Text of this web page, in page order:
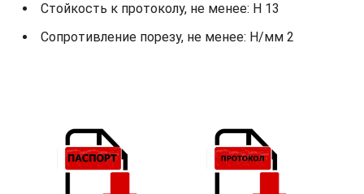
Стойкость к протоколу, не менее: H 13
Сопротивление порезу, не менее: Н/мм 2